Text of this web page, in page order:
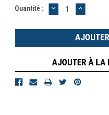
Quantité : DIMINUER
LA
:
LA
:
AJOUTER À LA